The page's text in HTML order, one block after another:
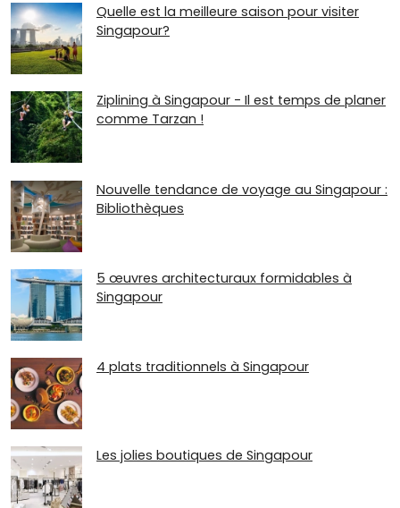
Quelle est la meilleure saison pour visiter
Singapour?
Ziplining à Singapour - Il est temps de planer
comme Tarzan !
Nouvelle tendance de voyage au Singapour :
Bibliothèques
5 œuvres architecturaux formidables à
Singapour
4 plats traditionnels à Singapour
Les jolies boutiques de Singapour